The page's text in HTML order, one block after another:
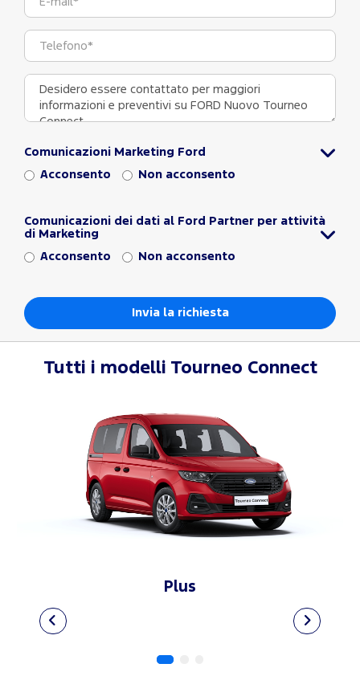
Comunicazioni Marketing Ford
Acconsento Non acconsento
Comunicazioni dei dati al Ford Partner per attività
di Marketing
Acconsento Non acconsento
Tutti i modelli Tourneo Connect
Plus